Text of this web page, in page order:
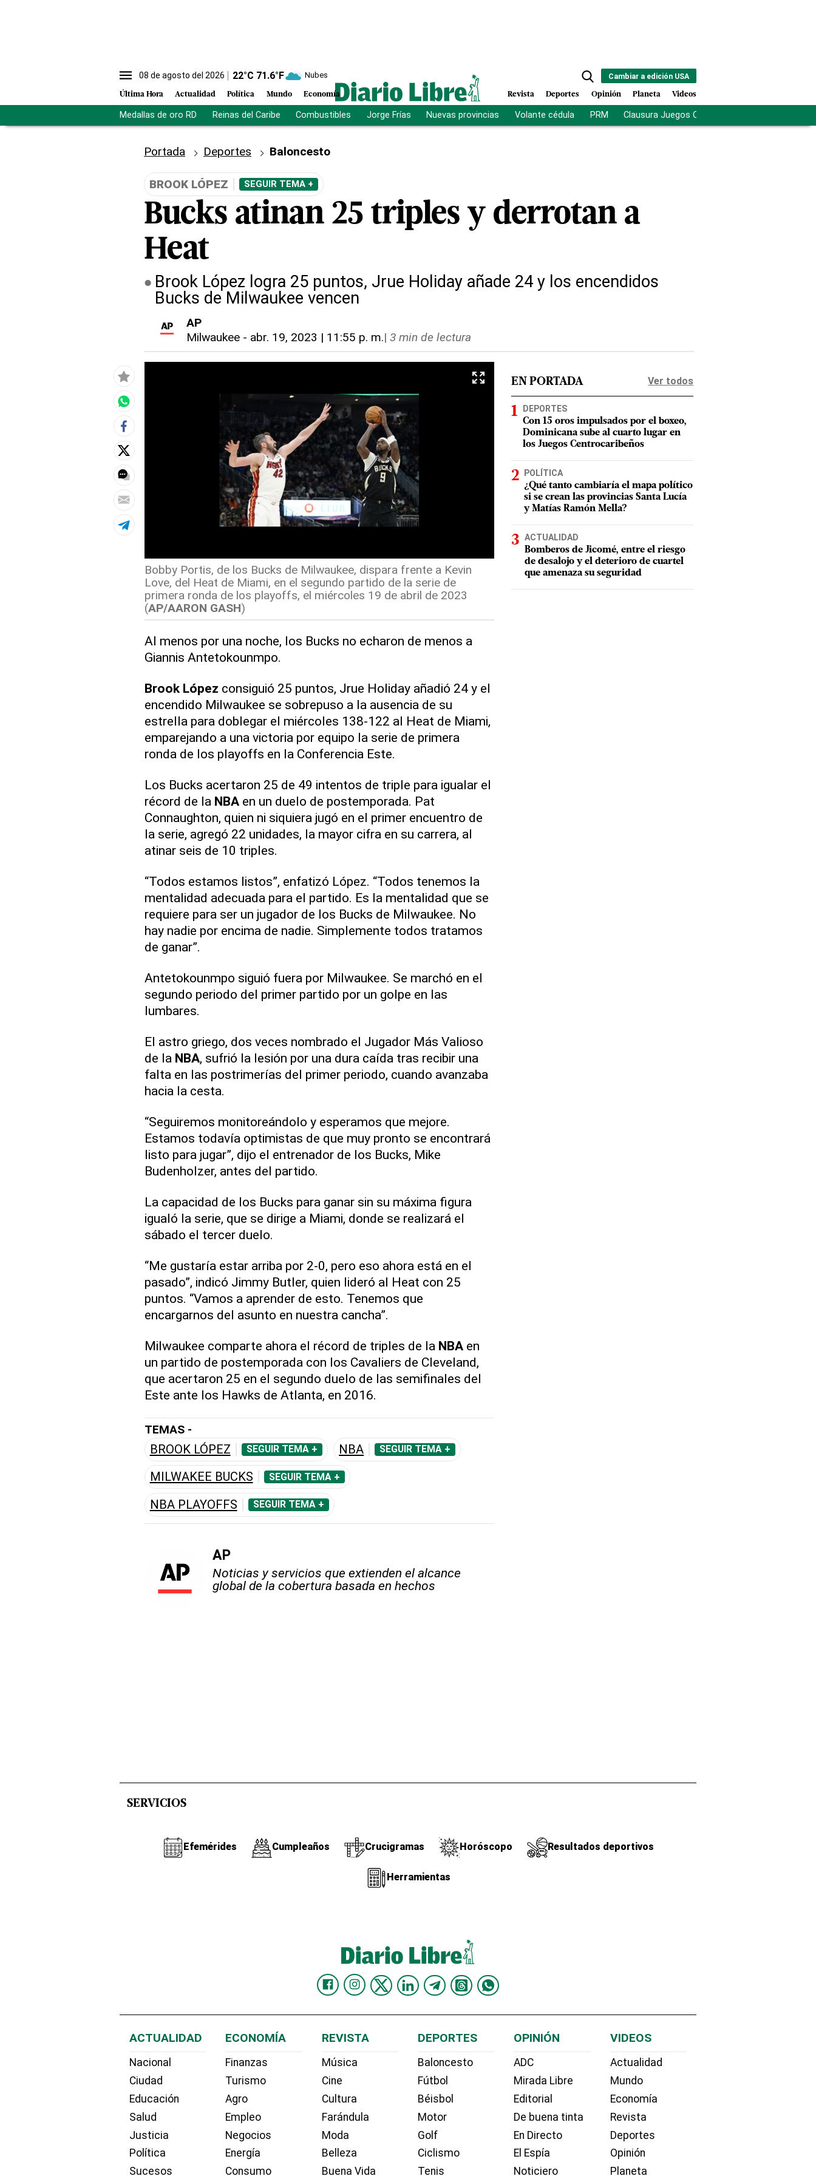
08 de agosto del 2026 22°C 71.6°F Nubes
Última Hora Actualidad Política Mundo Economía
Cambiar a edición USA
Revista Deportes Opinión Planeta Videos
Medallas de oro RD Reinas del Caribe Combustibles Jorge Frías Nuevas provincias Volante cédula PRM Clausura Juegos Centroamericanos
Portada Deportes Baloncesto
BROOK LÓPEZ SEGUIR TEMA +
Bucks atinan 25 triples y derrotan a
Heat
Brook López logra 25 puntos, Jrue Holiday añade 24 y los encendidos
Bucks de Milwaukee vencen
AP
Milwaukee - abr. 19, 2023 | 11:55 p. m.| 3 min de lectura
Bobby Portis, de los Bucks de Milwaukee, dispara frente a Kevin
Love, del Heat de Miami, en el segundo partido de la serie de
primera ronda de los playoffs, el miércoles 19 de abril de 2023
(AP/AARON GASH)
Al menos por una noche, los Bucks no echaron de menos a
Giannis Antetokounmpo.
Brook López consiguió 25 puntos, Jrue Holiday añadió 24 y el
encendido Milwaukee se sobrepuso a la ausencia de su
estrella para doblegar el miércoles 138-122 al Heat de Miami,
emparejando a una victoria por equipo la serie de primera
ronda de los playoffs en la Conferencia Este.
Los Bucks acertaron 25 de 49 intentos de triple para igualar el
récord de la NBAen un duelo de postemporada. Pat
Connaughton, quien ni siquiera jugó en el primer encuentro de
la serie, agregó 22 unidades, la mayor cifra en su carrera, al
atinar seis de 10 triples.
“Todos estamos listos”, enfatizó López. “Todos tenemos la
mentalidad adecuada para el partido. Es la mentalidad que se
requiere para ser un jugador de los Bucks de Milwaukee. No
hay nadie por encima de nadie. Simplemente todos tratamos
de ganar”.
Antetokounmpo siguió fuera por Milwaukee. Se marchó en el
segundo periodo del primer partido por un golpe en las
lumbares.
El astro griego, dos veces nombrado el Jugador Más Valioso
de la NBA, sufrió la lesión por una dura caída tras recibir una
falta en las postrimerías del primer periodo, cuando avanzaba
hacia la cesta.
“Seguiremos monitoreándolo y esperamos que mejore.
Estamos todavía optimistas de que muy pronto se encontrará
listo para jugar”, dijo el entrenador de los Bucks, Mike
Budenholzer, antes del partido.
La capacidad de los Bucks para ganar sin su máxima figura
igualó la serie, que se dirige a Miami, donde se realizará el
sábado el tercer duelo.
“Me gustaría estar arriba por 2-0, pero eso ahora está en el
pasado”, indicó Jimmy Butler, quien lideró al Heat con 25
puntos. “Vamos a aprender de esto. Tenemos que
encargarnos del asunto en nuestra cancha”.
Milwaukee comparte ahora el récord de triples de la NBAen
un partido de postemporada con los Cavaliers de Cleveland,
que acertaron 25 en el segundo duelo de las semifinales del
Este ante los Hawks de Atlanta, en 2016.
TEMAS -
BROOK LÓPEZ SEGUIR TEMA + NBA SEGUIR TEMA +
MILWAKEE BUCKS SEGUIR TEMA +
NBA PLAYOFFS SEGUIR TEMA +
AP
Noticias y servicios que extienden el alcance
global de la cobertura basada en hechos
EN PORTADA Ver todos
DEPORTES
Con 15 oros impulsados por el boxeo,
Dominicana sube al cuarto lugar en
los Juegos Centrocaribeños
POLÍTICA
¿Qué tanto cambiaría el mapa político
si se crean las provincias Santa Lucía
y Matías Ramón Mella?
ACTUALIDAD
Bomberos de Jicomé, entre el riesgo
de desalojo y el deterioro de cuartel
que amenaza su seguridad
SERVICIOS
Efemérides Cumpleaños Crucigramas Horóscopo Resultados deportivos
Herramientas
ACTUALIDAD
Nacional
Ciudad
Educación
Salud
Justicia
Política
Sucesos
ECONOMÍA
Finanzas
Turismo
Agro
Empleo
Negocios
Energía
Consumo
REVISTA
Música
Cine
Cultura
Farándula
Moda
Belleza
Buena Vida
DEPORTES
Baloncesto
Fútbol
Béisbol
Motor
Golf
Ciclismo
Tenis
OPINIÓN
ADC
Mirada Libre
Editorial
De buena tinta
En Directo
El Espía
Noticiero
VIDEOS
Actualidad
Mundo
Economía
Revista
Deportes
Opinión
Planeta